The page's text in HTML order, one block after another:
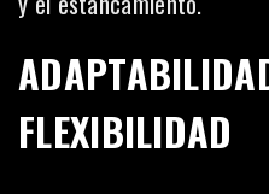
FLEXIBILIDAD